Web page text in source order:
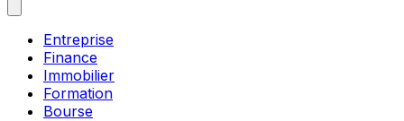
Entreprise
Finance
Immobilier
Formation
Bourse